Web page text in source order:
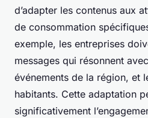
d’adapter les contenus aux
de consommation
exemple, les entreprises
messages qui résonnent
événements de la région, et
habitants. Cette adaptation
significativement